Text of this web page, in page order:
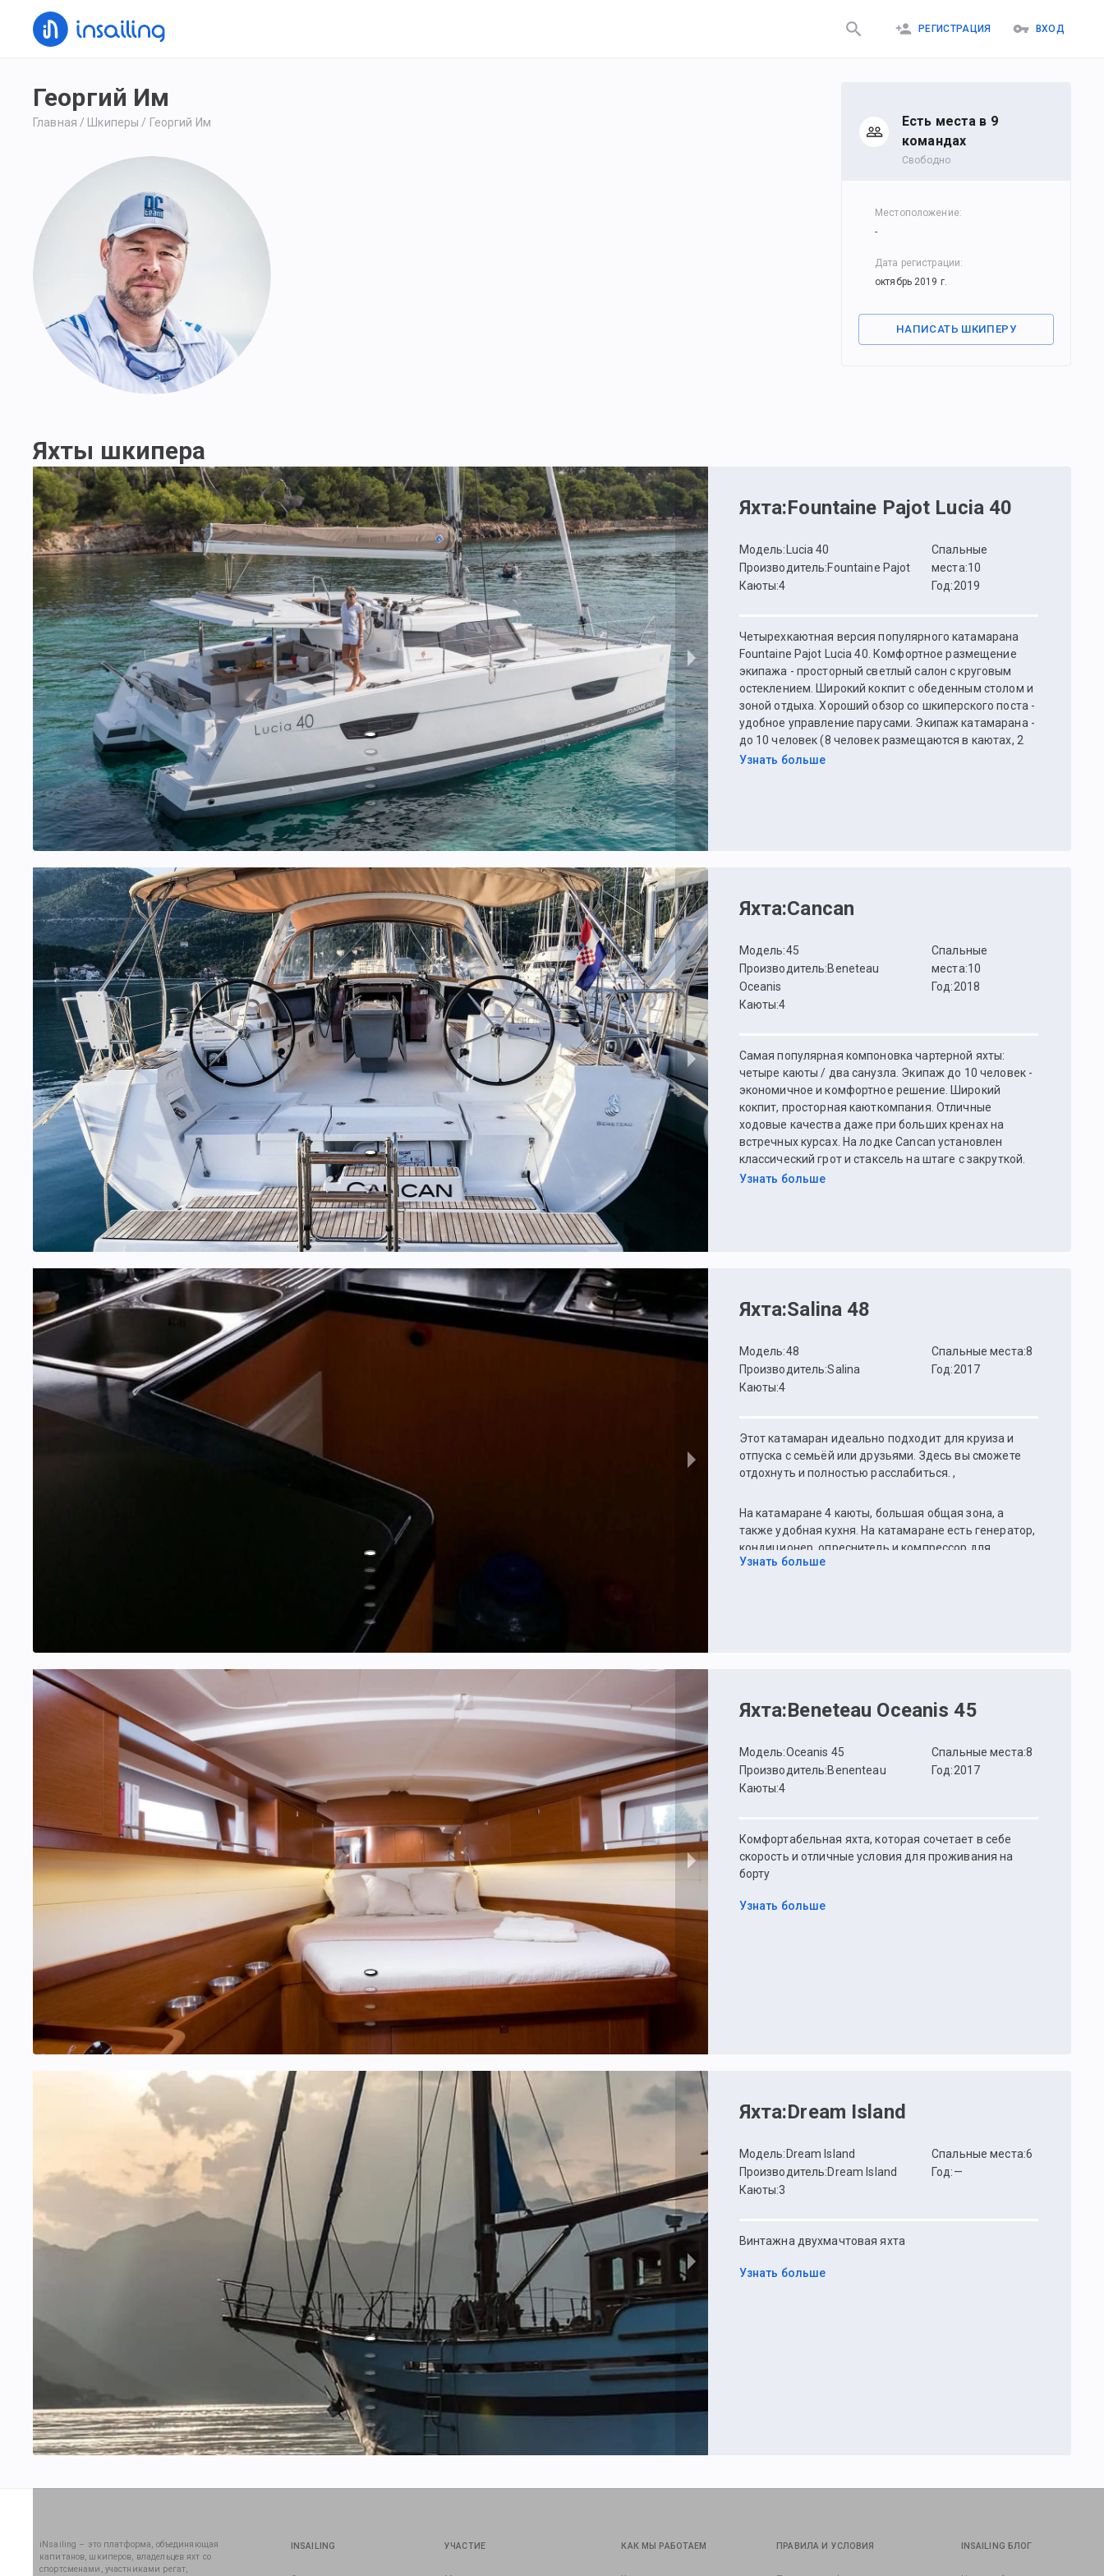
РЕГИСТРАЦИЯ ВХОД
Георгий Им
Главная / Шкиперы / Георгий Им
Есть места в 9
командах
Свободно
Местоположение:
-
Дата регистрации:
октябрь 2019 г.
НАПИСАТЬ ШКИПЕРУ
Яхты шкипера
Яхта:Fountaine Pajot Lucia 40
Модель: Lucia 40
Производитель:Fountaine Pajot
Каюты:4
Спальные
места:10
Год:2019
Четырехкаютная версия популярного катамарана
Fountaine Pajot Lucia 40. Комфортное размещение
экипажа - просторный светлый салон с круговым
остеклением. Широкий кокпит с обеденным столом и
зоной отдыха. Хороший обзор со шкиперского поста -
удобное управление парусами. Экипаж катамарана -
до 10 человек (8 человек размещаются в каютах, 2
на раскладном диване в салоне). Грот классический,
Узнать больше
Яхта:Cancan
Модель:45
Производитель:Beneteau
Oceanis
Каюты:4
Спальные
места:10
Год:2018
Самая популярная компоновка чартерной яхты:
четыре каюты / два санузла. Экипаж до 10 человек -
экономичное и комфортное решение. Широкий
кокпит, просторная каюткомпания. Отличные
ходовые качества даже при больших кренах на
встречных курсах. На лодке Cancan установлен
классический грот и стаксель на штаге с закруткой.
Управление парусами из кокпита с высокой аркой
Узнать больше
Яхта:Salina 48
Модель:48
Производитель:Salina
Каюты:4
Спальные места:8
Год:2017
Этот катамаран идеально подходит для круиза и
отпуска с семьёй или друзьями. Здесь вы сможете
отдохнуть и полностью расслабиться. ,
На катамаране 4 каюты, большая общая зона, а
также удобная кухня. На катамаране есть генератор,
кондиционер, опреснитель и компрессор для
дайвинга.
Узнать больше
Яхта:Beneteau Oceanis 45
Модель:Oceanis 45
Производитель:Benenteau
Каюты:4
Спальные места:8
Год:2017
Комфортабельная яхта, которая сочетает в себе
скорость и отличные условия для проживания на
борту
Узнать больше
Яхта:Dream Island
Модель:Dream Island
Производитель:Dream Island
Каюты:3
Спальные места:6
Год:—
Винтажна двухмачтовая яхта
Узнать больше
iNsailing – это платформа, объединяющая
капитанов, шкиперов, владельцев яхт со
спортсменами, участниками регат,
INSAILING УЧАСТИЕ КАК МЫ РАБОТАЕМ ПРАВИЛА И УСЛОВИЯ INSAILING БЛОГ